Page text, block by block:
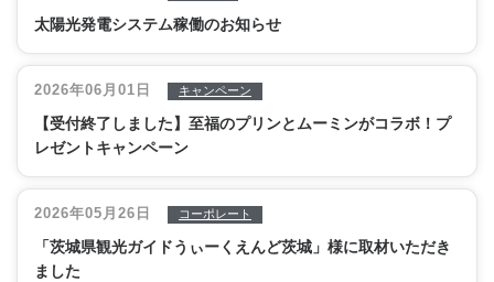
太陽光発電システム稼働のお知らせ
【受付終了しました】至福のプリンとムーミンがコラボ！プ
レゼントキャンペーン
2026年06月01日 キャンペーン
「茨城県観光ガイドうぃーくえんど茨城」様に取材いただき
ました
2026年05月26日 コーポレート